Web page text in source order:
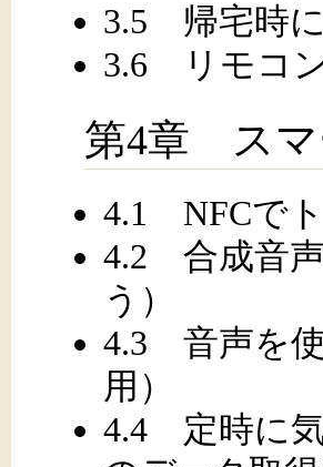
3.5 帰宅時に
3.6 リモコ
第4章 スマ
4.1 NFCで
4.2 合成音声
う）
4.3 音声を使
用）
4.4 定時に気